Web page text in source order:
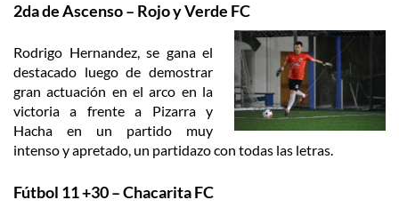
2da de Ascenso – Rojo y Verde FC
Rodrigo Hernandez, se gana el
destacado luego de demostrar
gran actuación en el arco en la
victoria a frente a Pizarra y
Hacha en un partido muy
intenso y apretado, un partidazo con todas las letras.
Fútbol 11 +30 – Chacarita FC